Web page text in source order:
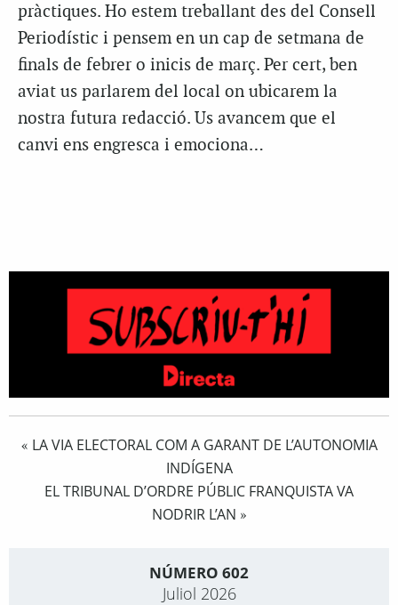
pràctiques. Ho estem treballant des del Consell
Periodístic i pensem en un cap de setmana de
finals de febrer o inicis de març. Per cert, ben
aviat us parlarem del local on ubicarem la
nostra futura redacció. Us avancem que el
canvi ens engresca i emociona…
« LA VIA ELECTORAL COM A GARANT DE L’AUTONOMIA
INDÍGENA
EL TRIBUNAL D’ORDRE PÚBLIC FRANQUISTA VA
NODRIR L’AN »
NÚMERO 602
Juliol 2026